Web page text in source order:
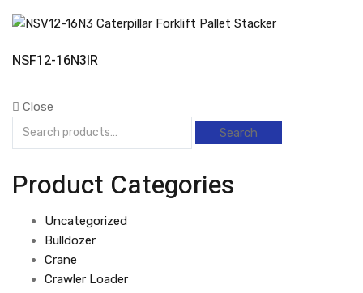
NSF12-16N3IR
Close
Search
Product Categories
Uncategorized
Bulldozer
Crane
Crawler Loader